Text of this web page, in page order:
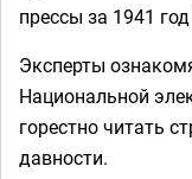
прессы за 1941
Эксперты
Национальной
горестно читать
давности.